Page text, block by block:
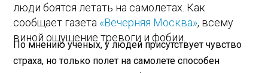
люди боятся летать на самолетах. Как
сообщает газета «Вечерняя Москва», всему
виной ощущение тревоги и фобии.
По мнению ученых, у людей присутствует чувство
страха, но только полет на самолете способен